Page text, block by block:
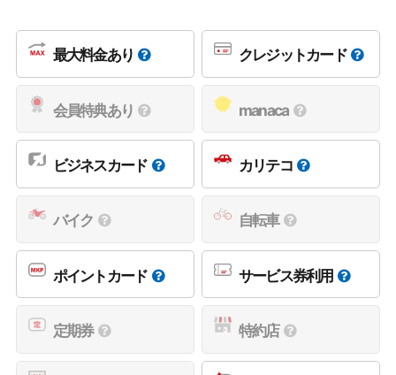
最大料金あり クレジットカード
会員特典あり manaca
ビジネスカード カリテコ
バイク 自転車
ポイントカード サービス券利用
定期券 特約店